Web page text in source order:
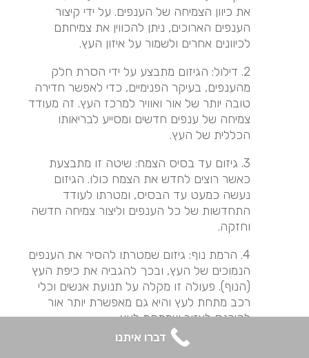
את כיוון הצמיחה של הענפים. על ידי קיצור
הענפים הארוכים, ניתן להכווין את צמיחתם
לכיוונים אחרים ולשמור על איזון העץ.
2. דילול: הגיזום מתבצע על ידי הסרת חלק
מהענפים, בעיקר הפנימיים, כדי לאפשר חדירה
טובה יותר של אור ואוויר למרכז העץ. זה מעודד
צמיחה של ענפים חדשים ומסייע לבריאותו
הכללית של העץ.
3. גיזום עד בסיס הצמח: שיטה זו מתבצעת
כאשר רוצים לחדש את הצמח כולו. הגיזום
נעשה כמעט עד הבסיס, ומטרתו לעודד
התחדשות של כל הענפים וליצור צמיחה חדשה
וחזקה.
4. הרמת נוף: גיזום שמטרתו להסיר את הענפים
הנמוכים של העץ, ובכך להגביה את כיפת העץ
(הנוף). פעולה זו מקלה על תנועת אנשים וכלי
רכב מתחת לעץ והיא גם מאפשרת יותר אור
להיכנס לאזור שמתחת לעץ.
5. גיזום עיצובי: זוהי שיטת גיזום שמשתמשים בה
דברו איתנו